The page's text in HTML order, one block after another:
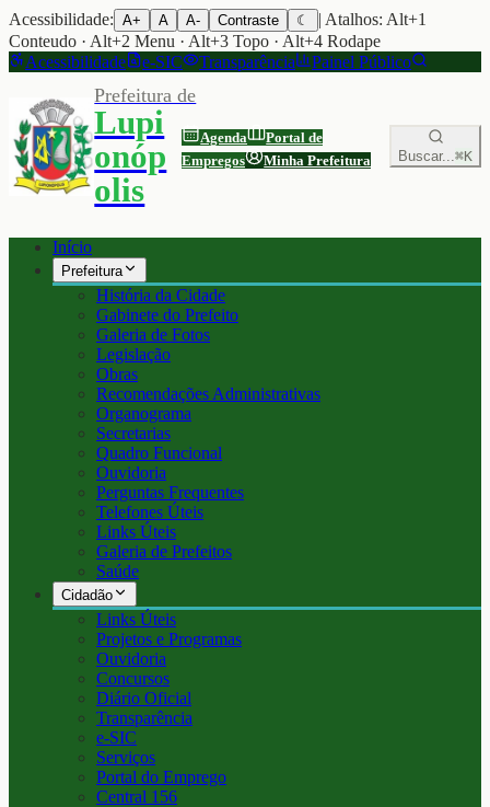
Acessibilidade: A+ A A- Contraste ☾
| Atalhos: Alt+1
Conteudo · Alt+2 Menu · Alt+3 Topo · Alt+4 Rodape
Acessibilidade
e-SIC Transparência Painel Público
Prefeitura de
Lupi
onóp
olis
Agenda
Portal de
Empregos
Minha Prefeitura Buscar...⌘K
Início
Prefeitura
História da Cidade
Gabinete do Prefeito
Galeria de Fotos
Legislação
Obras
Recomendações Administrativas
Organograma
Secretarias
Quadro Funcional
Ouvidoria
Perguntas Frequentes
Telefones Úteis
Links Úteis
Galeria de Prefeitos
Saúde
Cidadão
Links Úteis
Projetos e Programas
Ouvidoria
Concursos
Diário Oficial
Transparência
e-SIC
Serviços
Portal do Emprego
Central 156